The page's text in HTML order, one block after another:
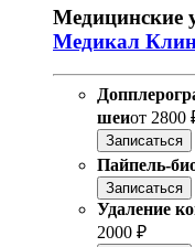
Медицинские
Медикал
шеиот 2800
Записаться
Пайпель-
Записаться
Удаление
2000 ₽